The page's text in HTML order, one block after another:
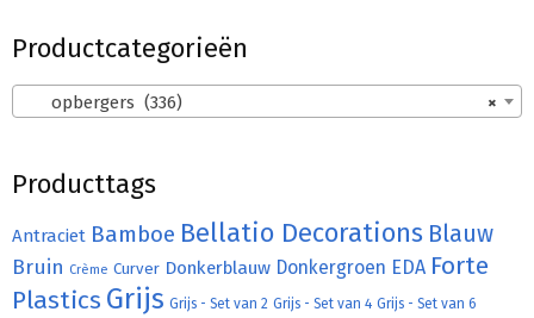
Productcategorieën
×
opbergers (336)
Producttags
Antraciet Bamboe Bellatio Decorations Blauw
Bruin Crème Curver Donkerblauw Donkergroen EDA Forte
Plastics Grijs Grijs - Set van 2 Grijs - Set van 4 Grijs - Set van 6